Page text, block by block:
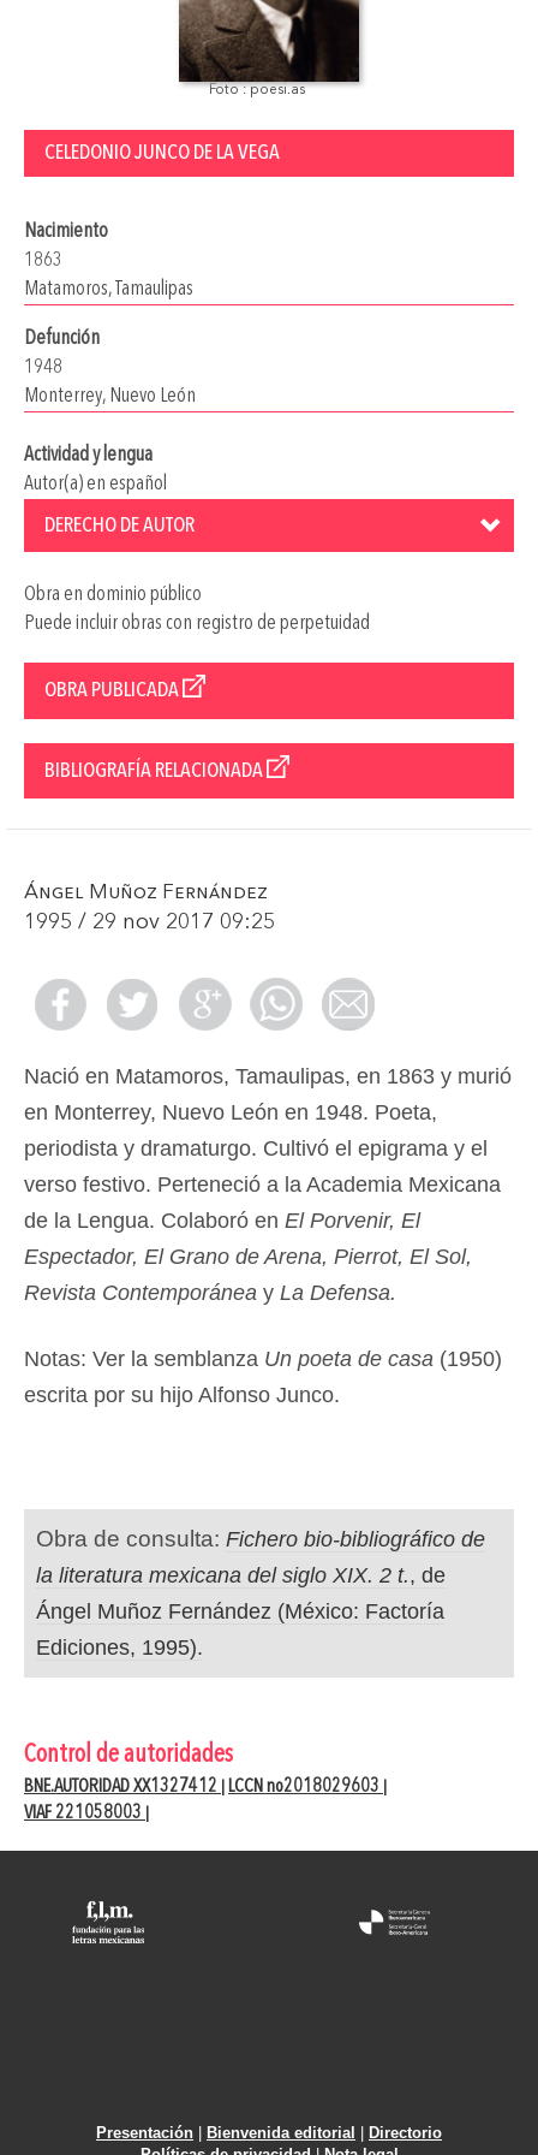
Foto : poesi.as
CELEDONIO JUNCO DE LA VEGA
Nacimiento
1863
Matamoros, Tamaulipas
Defunción
1948
Monterrey, Nuevo León
Actividad y lengua
Autor(a) en español
DERECHO DE AUTOR
Obra en dominio público
Puede incluir obras con registro de perpetuidad
OBRA PUBLICADA
BIBLIOGRAFÍA RELACIONADA
Ángel Muñoz Fernández
1995 / 29 nov 2017 09:25
Nació en Matamoros, Tamaulipas, en 1863 y murió
en Monterrey, Nuevo León en 1948. Poeta,
periodista y dramaturgo. Cultivó el epigrama y el
verso festivo. Perteneció a la Academia Mexicana
de la Lengua. Colaboró en El Porvenir, El
Espectador, El Grano de Arena, Pierrot, El Sol,
Revista Contemporánea y La Defensa.
Notas: Ver la semblanza Un poeta de casa (1950)
escrita por su hijo Alfonso Junco.
Obra de consulta: Fichero bio-bibliográfico de
la literatura mexicana del siglo XIX. 2 t., de
Ángel Muñoz Fernández (México: Factoría
Ediciones, 1995).
Control de autoridades
BNE.AUTORIDAD XX1327412 LCCN no2018029603
VIAF 221058003
Presentación Bienvenida editorial
Directorio